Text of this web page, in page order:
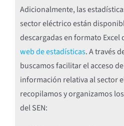
Adicionalmente, las
sector eléctrico están
descargadas en formato Excel
web de estadísticas. A través
buscamos facilitar el acceso
información relativa al sector
recopilamos y organizamos
del SEN: